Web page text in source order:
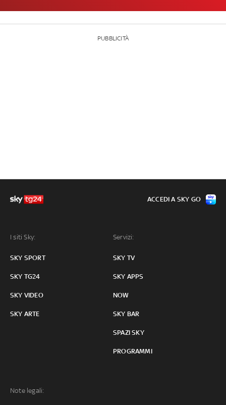
PUBBLICITÀ
I siti Sky:
SKY SPORT
SKY TG24
SKY VIDEO
SKY ARTE
Servizi:
SKY TV
SKY APPS
NOW
SKY BAR
SPAZI SKY
PROGRAMMI
Note legali:
ACCEDI A SKY GO